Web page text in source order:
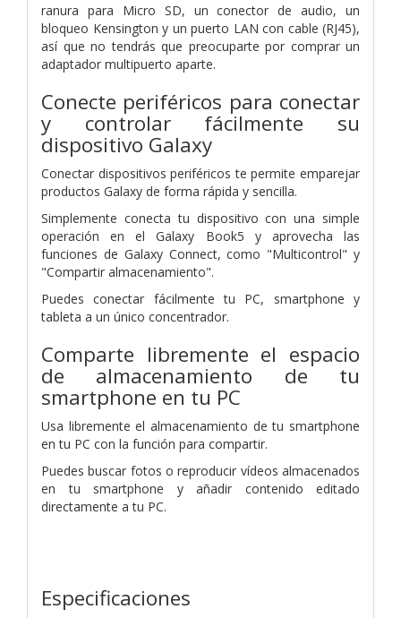
ranura para Micro SD, un conector de audio, un
bloqueo Kensington y un puerto LAN con cable (RJ45),
así que no tendrás que preocuparte por comprar un
adaptador multipuerto aparte.
Conecte periféricos para conectar
y controlar fácilmente su
dispositivo Galaxy
Conectar dispositivos periféricos te permite emparejar
productos Galaxy de forma rápida y sencilla.
Simplemente conecta tu dispositivo con una simple
operación en el Galaxy Book5 y aprovecha las
funciones de Galaxy Connect, como "Multicontrol" y
"Compartir almacenamiento".
Puedes conectar fácilmente tu PC, smartphone y
tableta a un único concentrador.
Comparte libremente el espacio
de almacenamiento de tu
smartphone en tu PC
Usa libremente el almacenamiento de tu smartphone
en tu PC con la función para compartir.
Puedes buscar fotos o reproducir vídeos almacenados
en tu smartphone y añadir contenido editado
directamente a tu PC.
Especificaciones